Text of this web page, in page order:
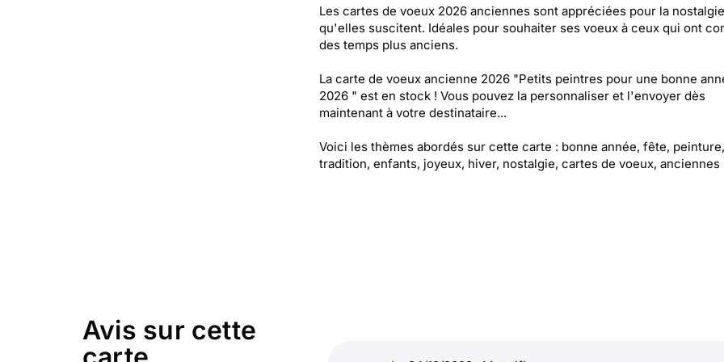
Les cartes de voeux 2026 anciennes sont appréciées pour la nostalgie
qu'elles suscitent. Idéales pour souhaiter ses voeux à ceux qui ont
des temps plus anciens.
La carte de voeux ancienne 2026 "Petits peintres pour une bonne
2026 " est en stock ! Vous pouvez la personnaliser et l'envoyer dès
maintenant à votre destinataire...
Voici les thèmes abordés sur cette carte : bonne année, fête, peinture,
tradition, enfants, joyeux, hiver, nostalgie, cartes de voeux, anciennes
Avis sur cette